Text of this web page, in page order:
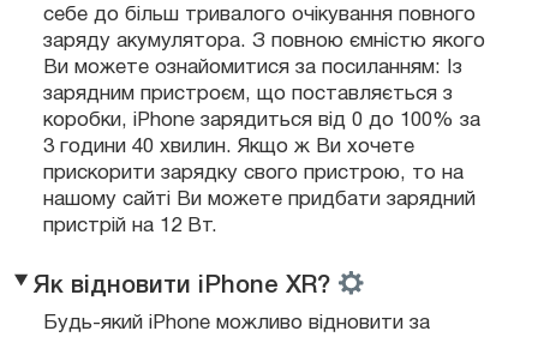
себе до більш тривалого очікування повного
заряду акумулятора. З повною ємністю якого
Ви можете ознайомитися за посиланням: Із
зарядним пристроєм, що поставляється з
коробки, iPhone зарядиться від 0 до 100% за
3 години 40 хвилин. Якщо ж Ви хочете
прискорити зарядку свого пристрою, то на
нашому сайті Ви можете придбати зарядний
пристрій на 12 Вт.
Як відновити iPhone XR?
Будь-який iPhone можливо відновити за